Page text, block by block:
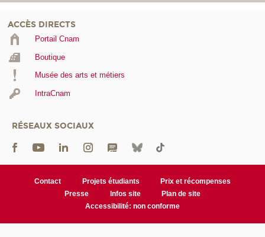
ACCÈS DIRECTS
Portail Cnam
Boutique
Musée des arts et métiers
IntraCnam
RÉSEAUX SOCIAUX
Contact Projets étudiants
Prix et récompenses
Presse
Infos site
Plan de site
Accessibilité: non conforme